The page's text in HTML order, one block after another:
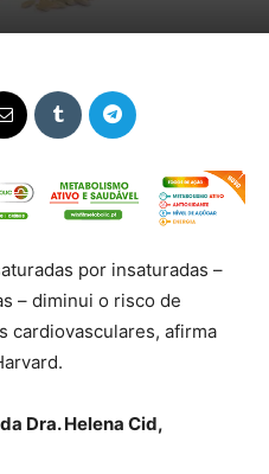
por insaturadas –
– diminui o risco de
cardiovasculares, afirma
Dra. Helena Cid,